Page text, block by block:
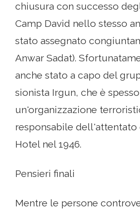
chiusura con successo
Camp David nello stesso
stato assegnato
Anwar Sadat).
anche stato a capo del
sionista Irgun, che è
un'organizzazione
responsabile dell'attentato
Hotel nel 1946.
Pensieri finali
Mentre le persone